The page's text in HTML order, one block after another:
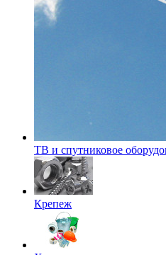
ТВ и спутниковое
Крепеж